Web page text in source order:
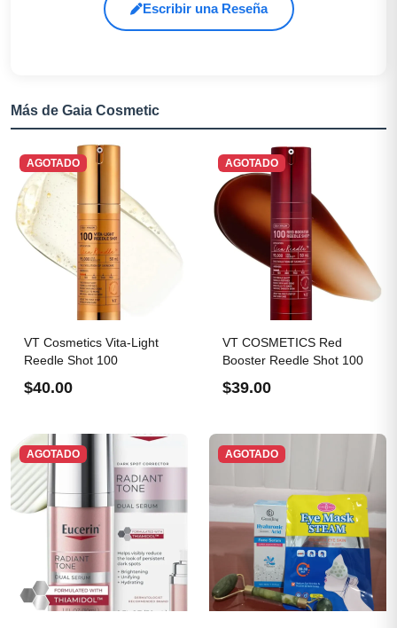
Escribir una Reseña
Más de Gaia Cosmetic
AGOTADO
VT Cosmetics Vita-Light
Reedle Shot 100
$40.00
AGOTADO
VT COSMETICS Red
Booster Reedle Shot 100
$39.00
AGOTADO AGOTADO